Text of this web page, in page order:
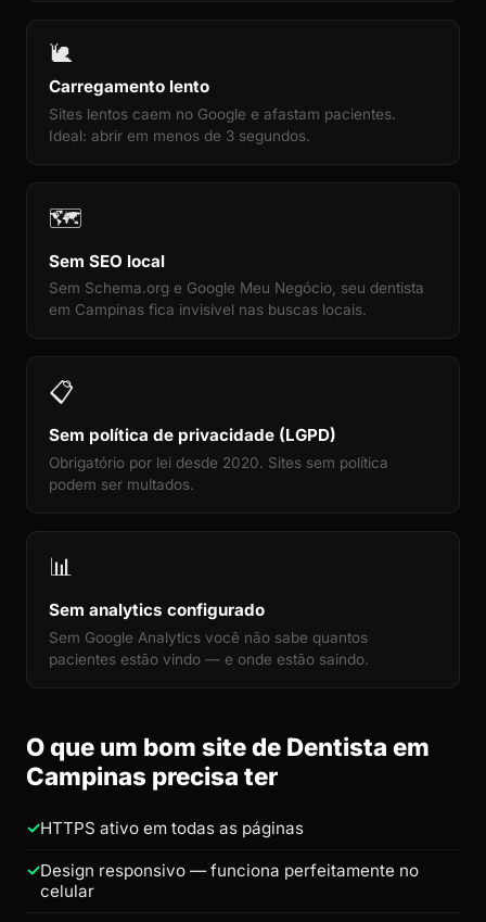
🐌
Carregamento lento
Sites lentos caem no Google e afastam pacientes.
Ideal: abrir em menos de 3 segundos.
🗺️
Sem SEO local
Sem Schema.org e Google Meu Negócio, seu dentista
em Campinas fica invisível nas buscas locais.
📋
Sem política de privacidade (LGPD)
Obrigatório por lei desde 2020. Sites sem política
podem ser multados.
📊
Sem analytics configurado
Sem Google Analytics você não sabe quantos
pacientes estão vindo — e onde estão saindo.
O que um bom site de Dentista em
Campinas precisa ter
HTTPS ativo em todas as páginas
Design responsivo — funciona perfeitamente no
celular